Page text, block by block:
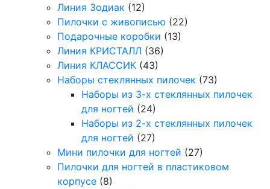
Линия Зодиак (12)
Пилочки с живописью (22)
Подарочные коробки (13)
Линия КРИСТАЛЛ (36)
Линия КЛАССИК (43)
Наборы стеклянных пилочек (73)
Наборы из 3-х стеклянных пилочек
для ногтей (24)
Наборы из 2-х стеклянных пилочек
для ногтей (27)
Мини пилочки для ногтей (27)
Пилочки для ногтей в пластиковом
корпусе (8)